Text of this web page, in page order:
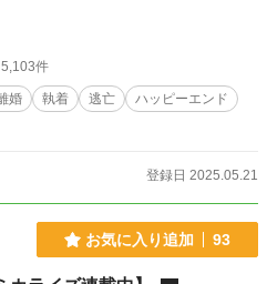
呼ぶ女の子。リオンが腰に手を回す女
】 ※作中に「私生
中の不貞で生まれた子は「私生児」、
「婚外子」とし、明確に差別化をしてい
りますので実際とは異なります。 ま
でこの作品のみの解釈と認識していただ
異世界のお話です。 ※執筆集中の為感
件
婚 執着 逃亡
ハッピーエンド
登録日 2025.05.21
お気に入り追加 93